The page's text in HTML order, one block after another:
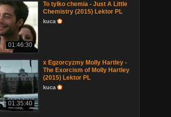
01:46:30
To tylko chemia - Just A Little
Chemistry (2015) Lektor PL
kuca
01:35:40
x Egzorcyzmy Molly Hartley -
The Exorcism of Molly Hartley
(2015) Lektor PL
kuca